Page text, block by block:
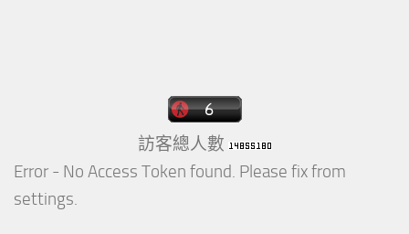
訪客總人數
Error - No Access Token found. Please fix from
settings.